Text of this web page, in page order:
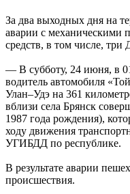
За два выходных дня на
аварии с механическими
средств, в том числе,
— В субботу, 24 июня, в
водитель автомобиля
Улан–Удэ на 361
вблизи села Брянск
1987 года рождения),
ходу движения
УГИБДД по республике.
В результате аварии
происшествия.